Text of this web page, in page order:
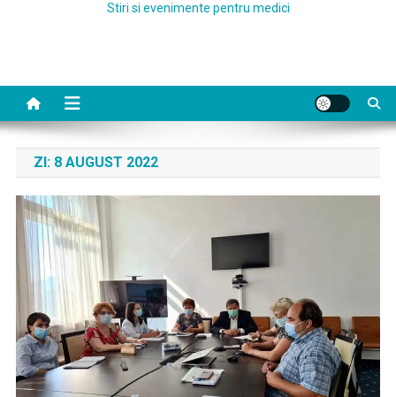
Stiri si evenimente pentru medici
ZI: 8 AUGUST 2022